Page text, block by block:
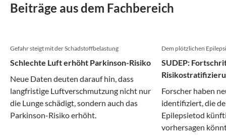
Beiträge aus dem Fachbereich
Gefahr steigt mit der Schadstoffbelastung
Schlechte Luft erhöht Parkinson-Risiko
Neue Daten deuten darauf hin, dass
langfristige Luftverschmutzung nicht nur
die Lunge schädigt, sondern auch das
Parkinson-Risiko erhöht.
Dem plötzlichen
SUDEP:
Forscher haben
identifiziert, die
Epilepsietod
vorhersagen